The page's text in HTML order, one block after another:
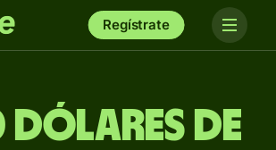
Regístrate
dólares de